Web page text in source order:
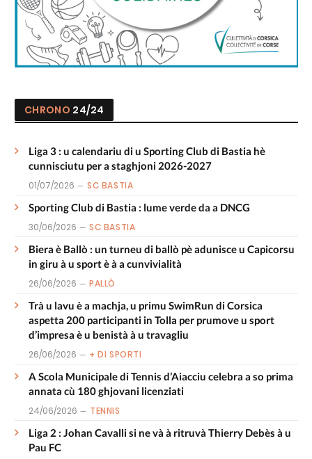
CHRONO 24/24
Liga 3 : u calendariu di u Sporting Club di Bastia hè
cunnisciutu per a staghjoni 2026-2027
01/07/2026 SC BASTIA
Sporting Club di Bastia : lume verde da a DNCG
30/06/2026 SC BASTIA
Biera è Ballò : un turneu di ballò pè adunisce u Capicorsu
in giru à u sport è à a cunvivialità
26/06/2026 PALLÒ
Trà u lavu è a machja, u primu SwimRun di Corsica
aspetta 200 participanti in Tolla per prumove u sport
d’impresa è u benistà à u travagliu
26/06/2026 + DI SPORTI
A Scola Municipale di Tennis d’Aiacciu celebra a so prima
annata cù 180 ghjovani licenziati
24/06/2026 TENNIS
Liga 2 : Johan Cavalli si ne và à ritruvà Thierry Debès à u
Pau FC